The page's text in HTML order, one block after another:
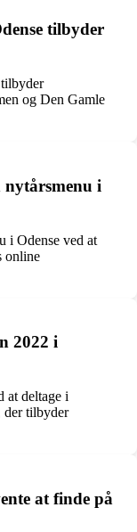
tilbyder
og Den Gamle
i
i Odense ved at
online
2022 i
at deltage i
der tilbyder
at finde på